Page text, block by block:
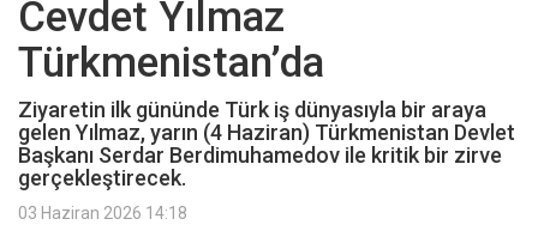
Cevdet Yılmaz
Türkmenistan’da
Ziyaretin ilk gününde Türk iş dünyasıyla bir araya
gelen Yılmaz, yarın (4 Haziran) Türkmenistan Devlet
Başkanı Serdar Berdimuhamedov ile kritik bir zirve
gerçekleştirecek.
03 Haziran 2026 14:18